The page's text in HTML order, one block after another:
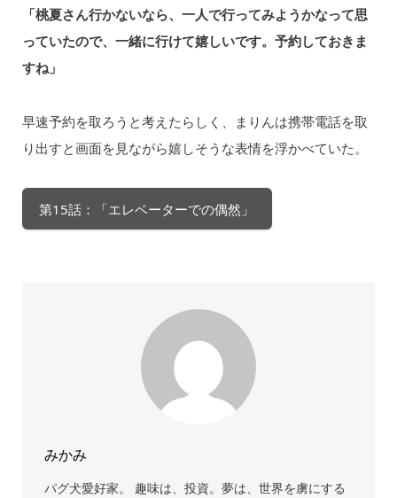
「桃夏さん行かないなら、一人で行ってみようかなって思
っていたので、一緒に行けて嬉しいです。予約しておきま
すね」
早速予約を取ろうと考えたらしく、まりんは携帯電話を取
り出すと画面を見ながら嬉しそうな表情を浮かべていた。
第15話：「エレベーターでの偶然」
みかみ
パグ犬愛好家。 趣味は、投資。夢は、世界を虜にする